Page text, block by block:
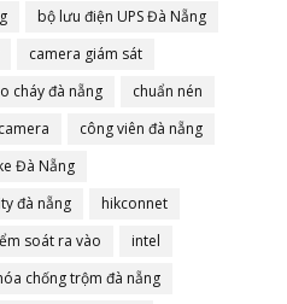
bộ lưu điện UPS Đà Nẵng
camera giám sát
cháy đà nẵng
chuẩn nén
công viên đà nẵng
Đà Nẵng
đà nẵng
hikconnet
soát ra vào
intel
chống trộm đà nẵng